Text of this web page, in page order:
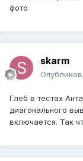
фото
skarm
Глеб в тестах
диагонального
включается. Так